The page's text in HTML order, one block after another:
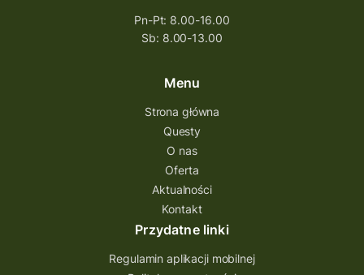
Pn-Pt: 8.00-16.00
Sb: 8.00-13.00
Menu
Strona główna
Questy
O nas
Oferta
Aktualności
Kontakt
Przydatne linki
Regulamin aplikacji mobilnej